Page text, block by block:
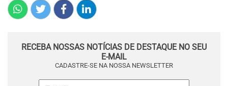
RECEBA NOSSAS NOTÍCIAS DE DESTAQUE NO SEU
E-MAIL
CADASTRE-SE NA NOSSA NEWSLETTER